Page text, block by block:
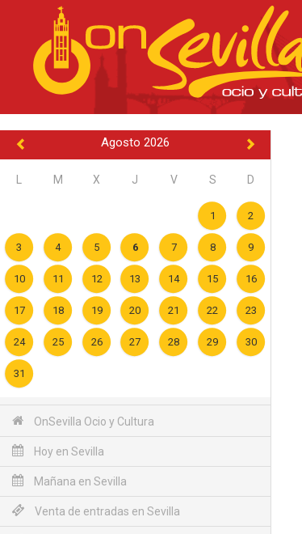
Agosto 2026
M X J V S D
1 2
3 4 5 6 7 8 9
10 11 12 13 14 15 16
17 18 19 20 21 22 23
24 25 26 27 28 29 30
31
OnSevilla Ocio y Cultura
Hoy en Sevilla
Mañana en Sevilla
Venta de entradas en Sevilla